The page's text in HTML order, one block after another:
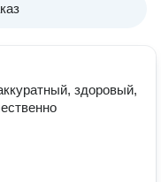
здоровый,